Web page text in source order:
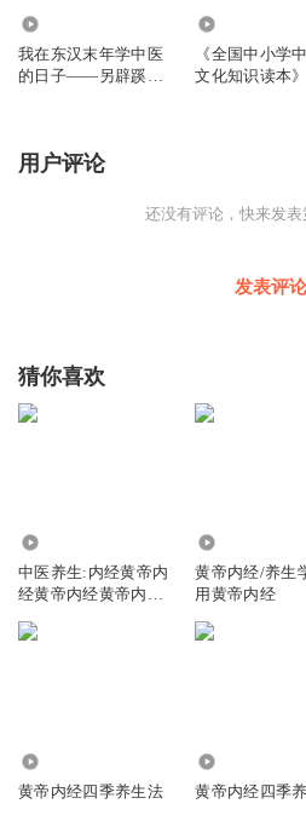
我在东汉末年学中医
的日子——另辟蹊径
《全国中小学
文化知识读本》
用户评论
还没有评论，快来发表
发表评论
猜你喜欢
中医养生:内经黄帝内
经黄帝内经黄帝内经
黄帝内经/养生
用黄帝内经
黄帝内经四季养生法 黄帝内经四季